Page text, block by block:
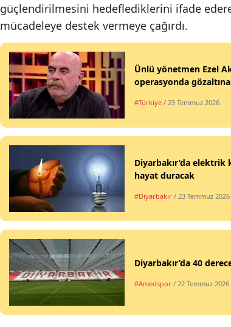
güçlendirilmesini hedeflediklerini ifade
mücadeleye destek vermeye çağırdı.
Ünlü yönetmen Ezel
operasyonda gözaltına
#Türkiye / 23 Temmuz 2026
Diyarbakır’da elektrik
hayat duracak
#Diyarbakır / 23 Temmuz 2026
Diyarbakır’da 40
#Amedspor / 22 Temmuz 2026